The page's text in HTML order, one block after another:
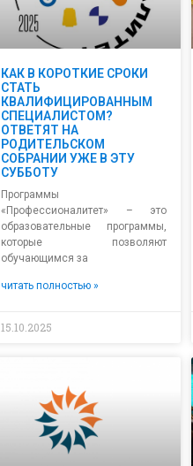
КАК В КОРОТКИЕ СРОКИ
СТАТЬ
КВАЛИФИЦИРОВАННЫМ
СПЕЦИАЛИСТОМ?
ОТВЕТЯТ НА
РОДИТЕЛЬСКОМ
СОБРАНИИ УЖЕ В ЭТУ
СУББОТУ
Программы
«Профессионалитет» – это
образовательные программы,
которые позволяют
обучающимся за
читать полностью »
15.10.2025